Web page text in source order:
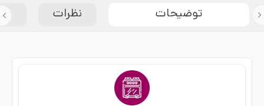
توضیحات نظرات